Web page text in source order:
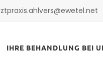
content
IHRE BEHANDLUNG BEI